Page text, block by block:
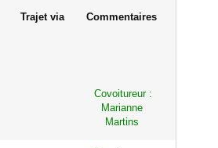
Trajet via Commentaires
Covoitureur :
Marianne
Martins